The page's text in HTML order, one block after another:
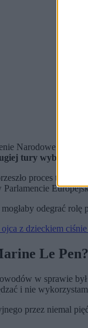
Narodowe
tury wyborów
proces tzw.
odegrać
z dzieckiem
Le Pen?
w sprawie
i nie
przez niemal